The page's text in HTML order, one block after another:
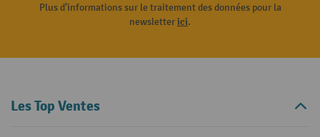
Plus d'informations sur le traitement des données pour la
newsletterici.
Les Top Ventes